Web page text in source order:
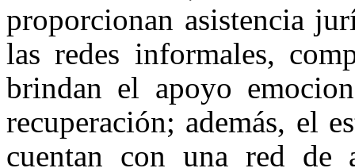
proporcionan asistencia
las redes informales,
brindan el apoyo
recuperación; además, el
cuentan con una red de